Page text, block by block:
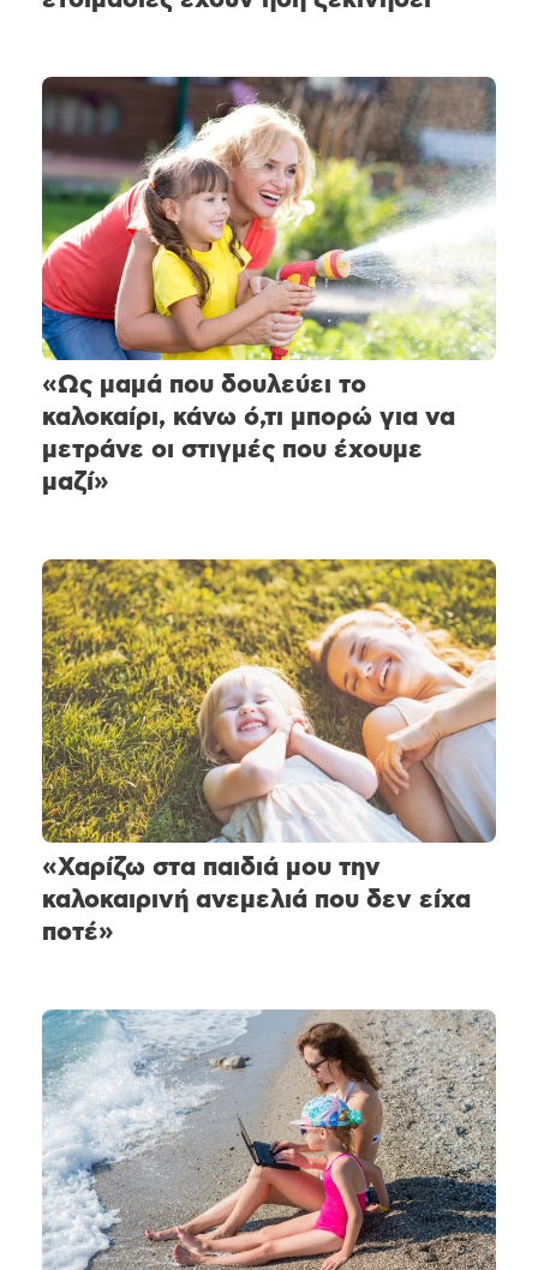
«Ως μαμά που δουλεύει το
καλοκαίρι, κάνω ό,τι μπορώ για να
μετράνε οι στιγμές που έχουμε
μαζί»
«Χαρίζω στα παιδιά μου την
καλοκαιρινή ανεμελιά που δεν είχα
ποτέ»